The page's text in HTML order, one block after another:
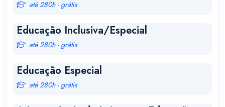
até 280h - grátis
Educação Inclusiva/Especial
até 280h - grátis
Educação Especial
até 280h - grátis